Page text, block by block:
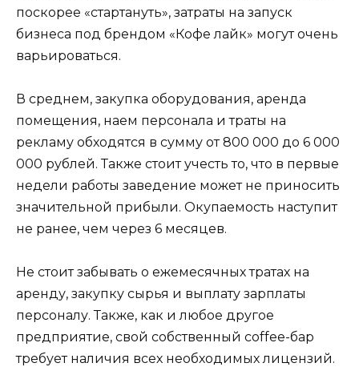
поскорее «стартануть», затраты на запуск
бизнеса под брендом «Кофе лайк» могут очень
варьироваться.
В среднем, закупка оборудования, аренда
помещения, наем персонала и траты на
рекламу обходятся в сумму от 800 000 до 6 000
000 рублей. Также стоит учесть то, что в первые
недели работы заведение может не приносить
значительной прибыли. Окупаемость наступит
не ранее, чем через 6 месяцев.
Не стоит забывать о ежемесячных тратах на
аренду, закупку сырья и выплату зарплаты
персоналу. Также, как и любое другое
предприятие, свой собственный coffee-бар
требует наличия всех необходимых лицензий.